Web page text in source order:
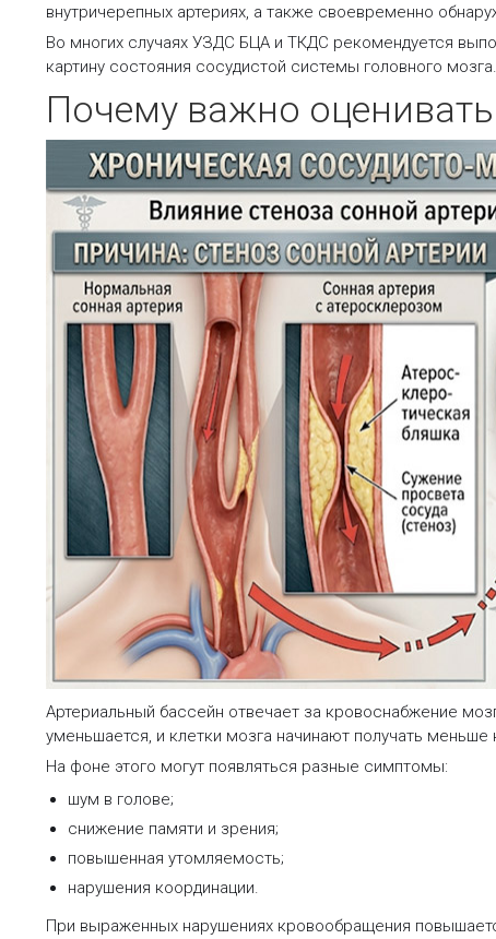
внутричерепных артериях, а также своевременно
Во многих случаях УЗДС БЦА и ТКДС рекомендуется
картину состояния сосудистой системы головного мозга.
Почему важно
Артериальный бассейн отвечает за кровоснабжение
уменьшается, и клетки мозга начинают получать
На фоне этого могут появляться разные симптомы:
шум в голове;
снижение памяти и зрения;
повышенная утомляемость;
нарушения координации.
При выраженных нарушениях кровообращения